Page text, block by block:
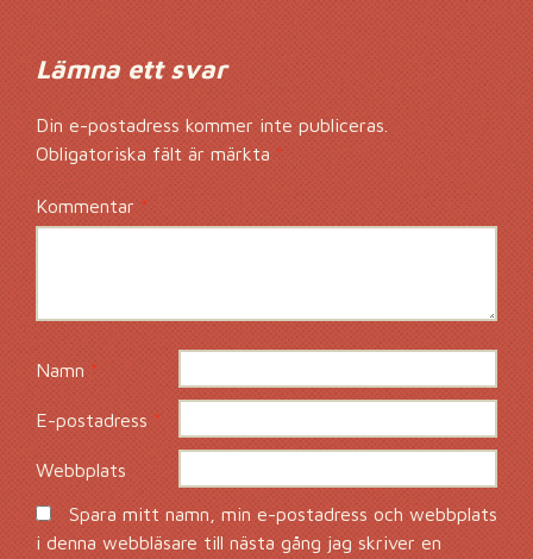
Lämna ett svar
Din e-postadress kommer inte publiceras.
Obligatoriska fält är märkta*
Kommentar*
Namn *
E-postadress*
Webbplats
Spara mitt namn, min e-postadress och webbplats
i denna webbläsare till nästa gång jag skriver en